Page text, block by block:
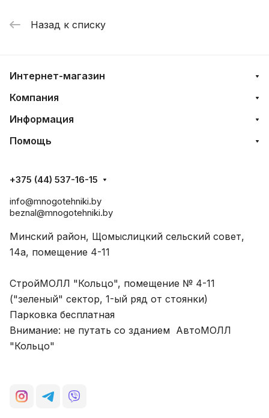
Назад к списку
Интернет-магазин
Компания
Информация
Помощь
+375 (44) 537-16-15
info@mnogotehniki.by
beznal@mnogotehniki.by
Минский район, Щомыслицкий сельский совет,
14а, помещение 4-11
СтройМОЛЛ "Кольцо", помещение № 4-11
("зеленый" сектор, 1-ый ряд от стоянки)
Парковка бесплатная
Внимание: не путать со зданием АвтоМОЛЛ
"Кольцо"